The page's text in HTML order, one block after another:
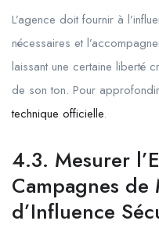
L’agence doit fournir à
nécessaires et
laissant une certaine liberté
de son ton. Pour
technique officielle.
4.3. Mesurer
Campagnes
d’Influence